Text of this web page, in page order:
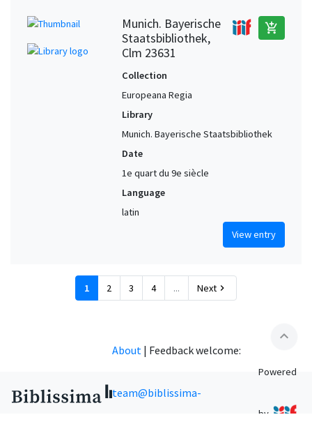
Munich. Bayerische
Staatsbibliothek,
Clm 23631
add_shopping_cart
Collection
Europeana Regia
Library
Munich. Bayerische Staatsbibliothek
Date
1e quart du 9e siècle
Language
latin
View entry
1 2 3 4 ... Next chevron_right
expand_less
About | Feedback welcome:
team@biblissima-
Powered
by